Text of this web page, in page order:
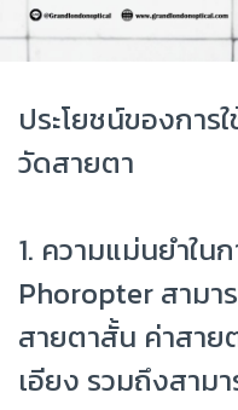
ประโยชน์ของการ
วัดสายตา
1. ความแม่นยำใน
Phoropter สามา
สายตาสั้น ค่าสาย
เอียง รวมถึงสาม